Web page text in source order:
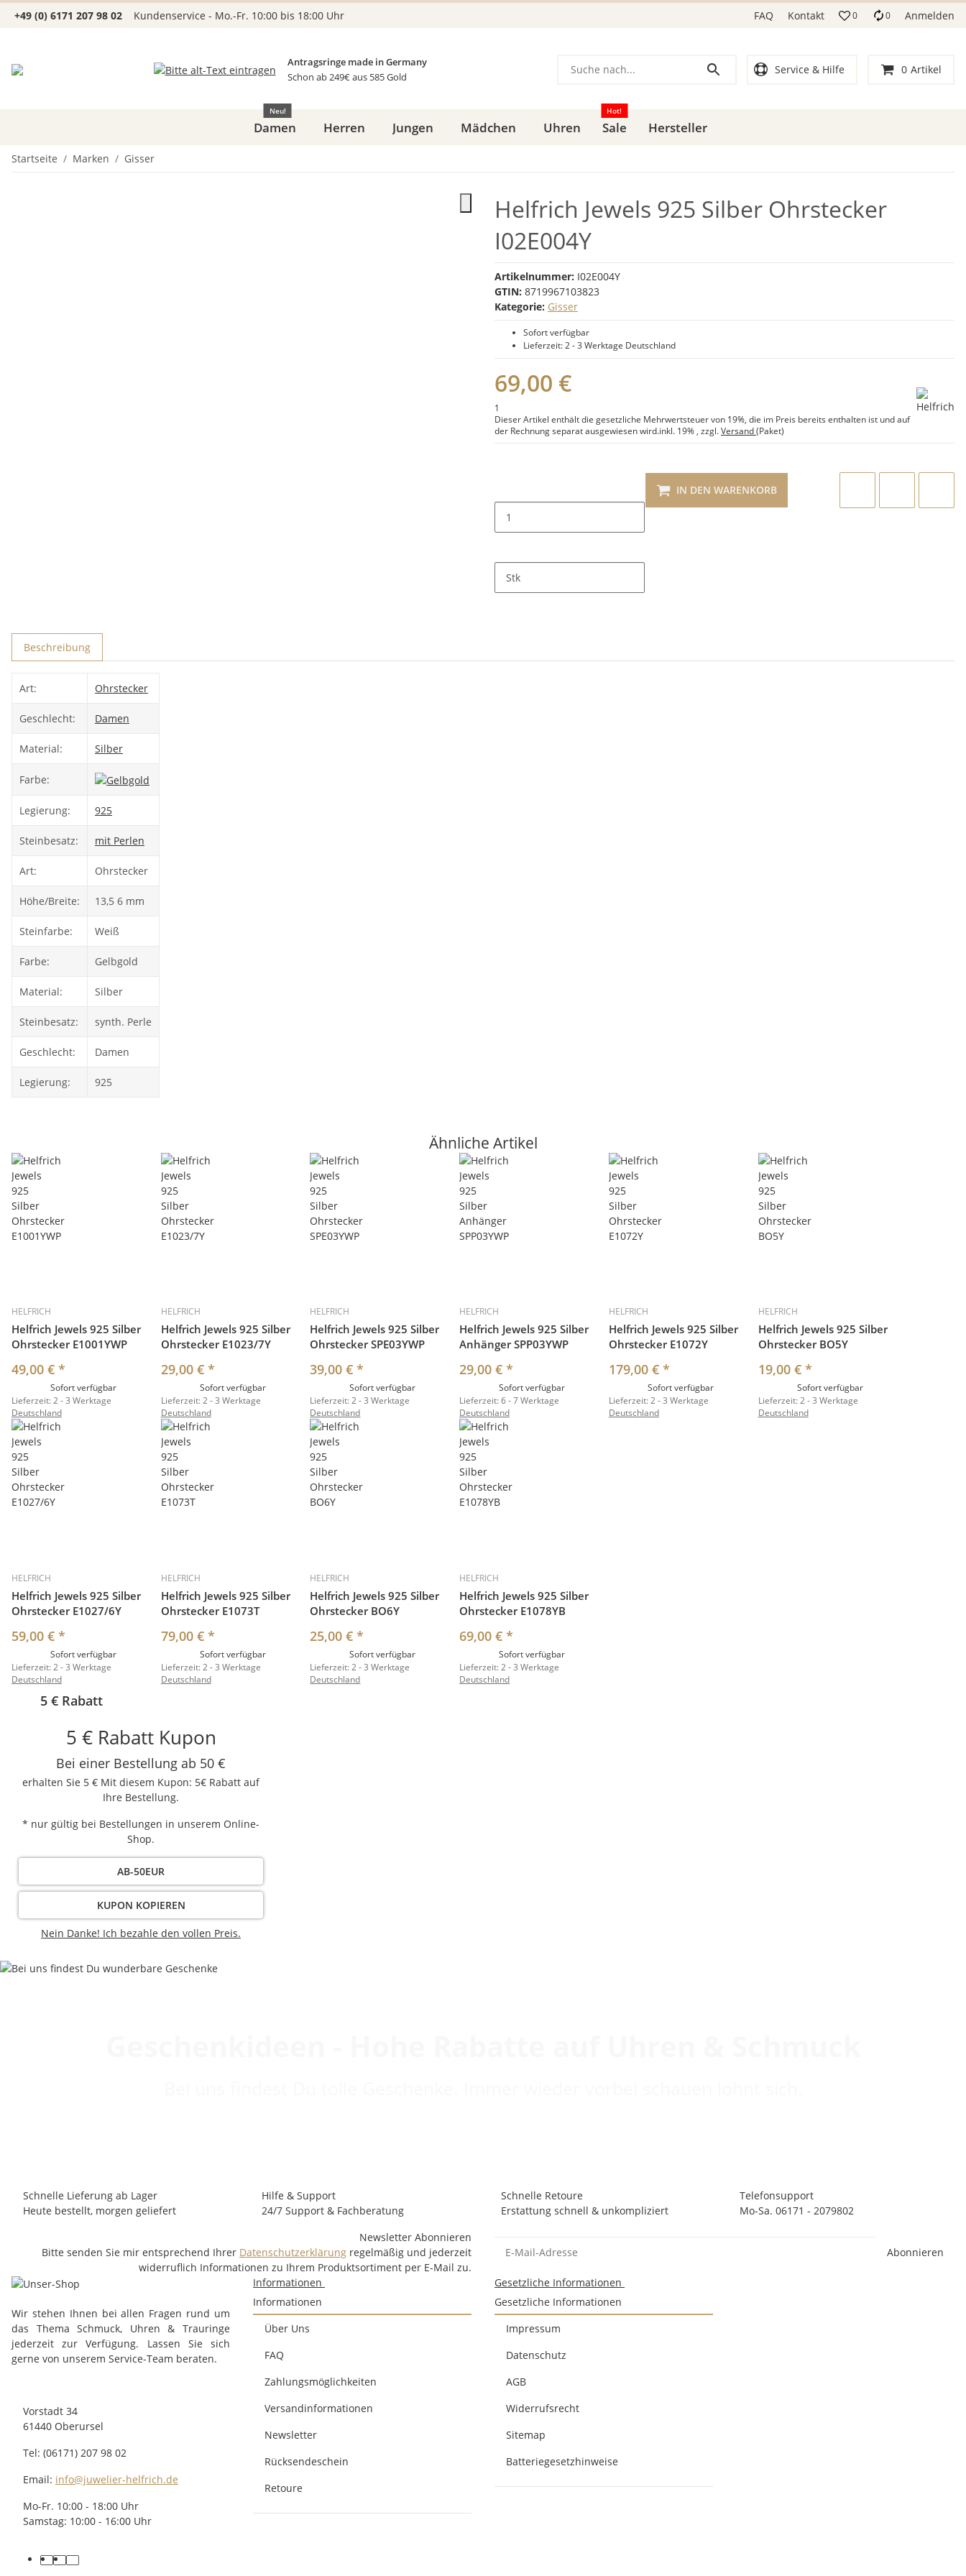
+49 (0) 6171 207 98 02 Kundenservice - Mo.-Fr. 10:00 bis 18:00 Uhr FAQ Kontakt 0 0 Anmelden
Antragsringe made in Germany
Schon ab 249€ aus 585 Gold
Service & Hilfe 0 Artikel
Damen
Neu!
Herren Jungen Mädchen Uhren Sale
Hot!
Hersteller
Startseite Marken Gisser
Helfrich Jewels 925 Silber Ohrstecker
I02E004Y
Artikelnummer: I02E004Y
GTIN: 8719967103823
Kategorie: Gisser
Sofort verfügbar
Lieferzeit:2 - 3 Werktage Deutschland
69,00 €
1
Dieser Artikel enthält die gesetzliche Mehrwertsteuer von 19%, die im Preis bereits enthalten ist und auf
der Rechnung separat ausgewiesen wird.inkl. 19% , zzgl.Versand(Paket)
Stk
IN DEN WARENKORB
Beschreibung
Art: Ohrstecker
Geschlecht: Damen
Material: Silber
Farbe:
Legierung: 925
Steinbesatz: mit Perlen
Art: Ohrstecker
Höhe/Breite: 13,5 6 mm
Steinfarbe: Weiß
Farbe: Gelbgold
Material: Silber
Steinbesatz: synth. Perle
Geschlecht: Damen
Legierung: 925
Ähnliche Artikel
HELFRICH
Helfrich Jewels 925 Silber
Ohrstecker E1001YWP
49,00 € *
Sofort verfügbar
Lieferzeit:2 - 3 Werktage
Deutschland
HELFRICH
Helfrich Jewels 925 Silber
Ohrstecker E1023/7Y
29,00 € *
Sofort verfügbar
Lieferzeit:2 - 3 Werktage
Deutschland
HELFRICH
Helfrich Jewels 925 Silber
Ohrstecker SPE03YWP
39,00 €*
Sofort verfügbar
Lieferzeit:2 - 3 Werktage
Deutschland
HELFRICH
Helfrich Jewels 925 Silber
Anhänger SPP03YWP
29,00 €*
Sofort verfügbar
Lieferzeit:6 - 7 Werktage
Deutschland
HELFRICH
Helfrich Jewels 925 Silber
Ohrstecker E1072Y
179,00 € *
Sofort verfügbar
Lieferzeit:2 - 3 Werktage
Deutschland
HELFRICH
Helfrich Jewels 925 Silber
Ohrstecker BO5Y
19,00 € *
Sofort verfügbar
Lieferzeit:2 - 3 Werktage
Deutschland
HELFRICH
Helfrich Jewels 925 Silber
Ohrstecker E1027/6Y
59,00 € *
Sofort verfügbar
Lieferzeit:2 - 3 Werktage
Deutschland
HELFRICH
Helfrich Jewels 925 Silber
Ohrstecker E1073T
79,00 € *
Sofort verfügbar
Lieferzeit:2 - 3 Werktage
Deutschland
HELFRICH
Helfrich Jewels 925 Silber
Ohrstecker BO6Y
25,00 €*
Sofort verfügbar
Lieferzeit:2 - 3 Werktage
Deutschland
HELFRICH
Helfrich Jewels 925 Silber
Ohrstecker E1078YB
69,00 €*
Sofort verfügbar
Lieferzeit:2 - 3 Werktage
Deutschland
5 € Rabatt
5 € Rabatt Kupon
Bei einer Bestellung ab 50 €
erhalten Sie 5 € Mit diesem Kupon: 5€ Rabatt auf
Ihre Bestellung.
* nur gültig bei Bestellungen in unserem Online-
Shop.
AB-50EUR
KUPON KOPIEREN
Nein Danke! Ich bezahle den vollen Preis.
Schnelle Lieferung ab Lager
Heute bestellt, morgen geliefert
Hilfe & Support
24/7 Support & Fachberatung
Schnelle Retoure
Erstattung schnell & unkompliziert
Telefonsupport
Mo-Sa. 06171 - 2079802
Newsletter Abonnieren
Bitte senden Sie mir entsprechend Ihrer Datenschutzerklärung regelmäßig und jederzeit
widerruflich Informationen zu Ihrem Produktsortiment per E-Mail zu.
Abonnieren
Wir stehen Ihnen bei allen Fragen rund um
das Thema Schmuck, Uhren & Trauringe
jederzeit zur Verfügung. Lassen Sie sich
gerne von unserem Service-Team beraten.
Vorstadt 34
61440 Oberursel
Tel: (06171) 207 98 02
Email: info@juwelier-helfrich.de
Mo-Fr. 10:00 - 18:00 Uhr
Samstag: 10:00 - 16:00 Uhr
Informationen
Informationen
Über Uns
FAQ
Zahlungsmöglichkeiten
Versandinformationen
Newsletter
Rücksendeschein
Retoure
Gesetzliche Informationen
Gesetzliche Informationen
Impressum
Datenschutz
AGB
Widerrufsrecht
Sitemap
Batteriegesetzhinweise